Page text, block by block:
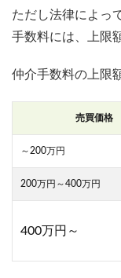
ただし法律によっ
手数料には、上限
仲介手数料の上限
売買価格
～200万円
200万円～400万円
400万円～